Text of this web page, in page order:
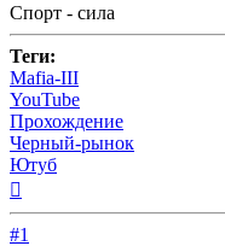
Спорт - сила
Теги:
Mafia-III
YouTube
Прохождение
Черный-рынок
Ютуб
началу
#1